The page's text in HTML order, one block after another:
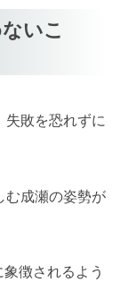
いこ
失敗を恐れずに
む成瀬の姿勢が
徴されるよう